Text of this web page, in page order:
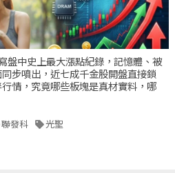
盤中史上最大漲點紀錄，記憶體、被
步噴出，近七成千金股開盤直接鎖
情，究竟哪些板塊是真材實料，哪
聯發科 光聖